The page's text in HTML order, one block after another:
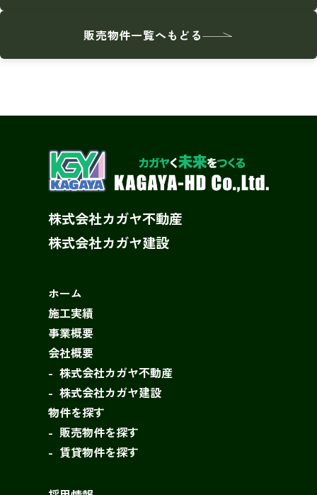
販売物件一覧へもどる
株式会社カガヤ不動産
株式会社カガヤ建設
ホーム
施工実績
事業概要
会社概要
株式会社カガヤ不動産
株式会社カガヤ建設
物件を探す
販売物件を探す
賃貸物件を探す